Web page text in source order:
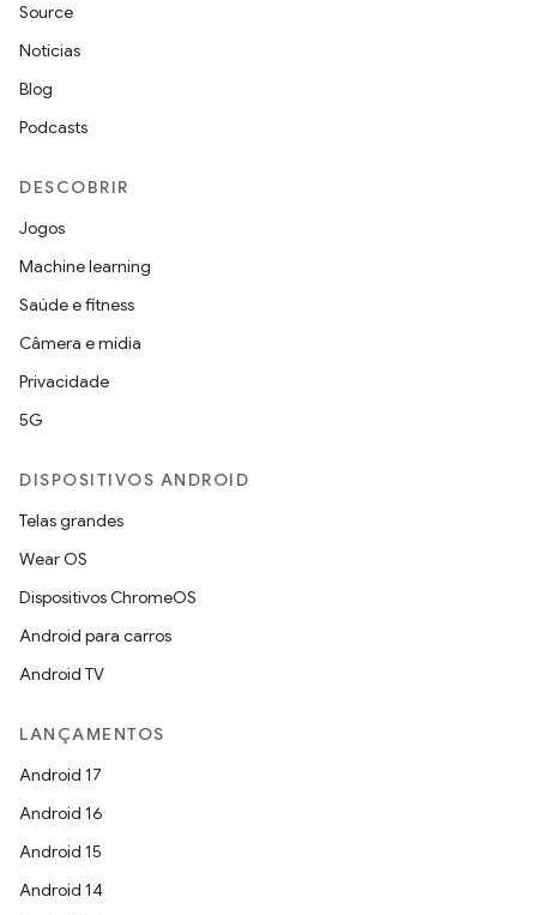
Source
Notícias
Blog
Podcasts
DESCOBRIR
Jogos
Machine learning
Saúde e fitness
Câmera e mídia
Privacidade
5G
DISPOSITIVOS ANDROID
Telas grandes
Wear OS
Dispositivos ChromeOS
Android para carros
Android TV
LANÇAMENTOS
Android 17
Android 16
Android 15
Android 14